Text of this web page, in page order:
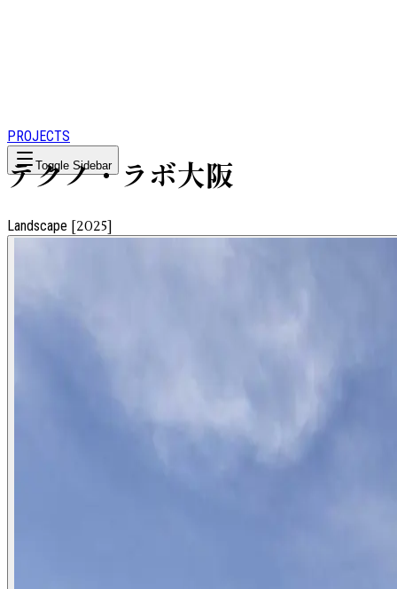
PROJECTS
Toggle Sidebar
テクノ・ラボ大阪
Landscape [2025]